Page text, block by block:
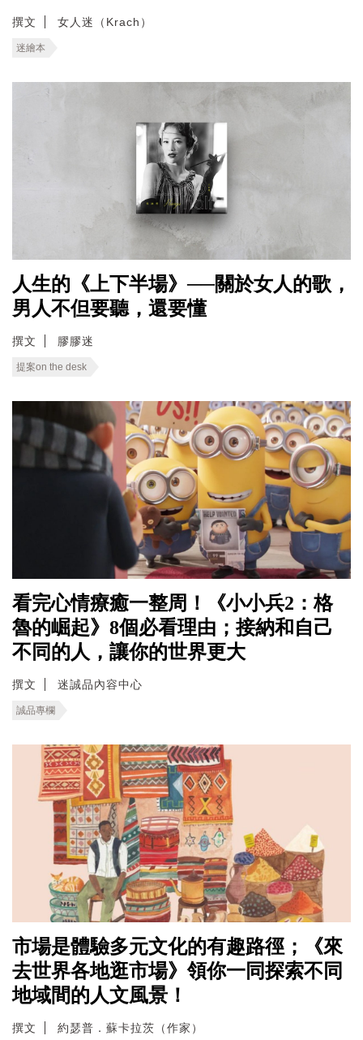
撰文 女人迷（Krach）
迷繪本
人生的《上下半場》──關於女人的歌，
男人不但要聽，還要懂
撰文 膠膠迷
提案on the desk
看完心情療癒一整周！《小小兵2：格
魯的崛起》8個必看理由；接納和自己
不同的人，讓你的世界更大
撰文 迷誠品內容中心
誠品專欄
市場是體驗多元文化的有趣路徑；《來
去世界各地逛市場》領你一同探索不同
地域間的人文風景！
撰文 約瑟普．蘇卡拉茨（作家）